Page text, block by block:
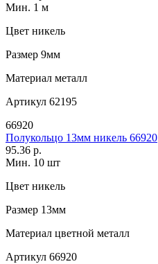
Мин. 1 м
Цвет никель
Размер 9мм
Материал металл
Артикул 62195
66920
Полукольцо 13мм никель 66920
95.36 р.
Мин. 10 шт
Цвет никель
Размер 13мм
Материал цветной металл
Артикул 66920